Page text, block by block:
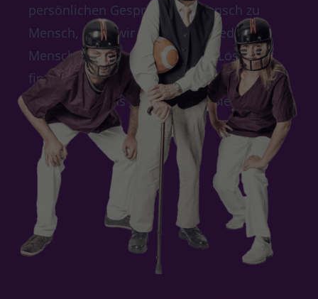
persönlichen Gespräch von Mensch zu
Mensch, denn wir möchten für jeden
Menschen die individuell beste Lösung
finden. Rufen Sie uns deshalb einfach an -
wir nehmen uns gerne Zeit für Sie!